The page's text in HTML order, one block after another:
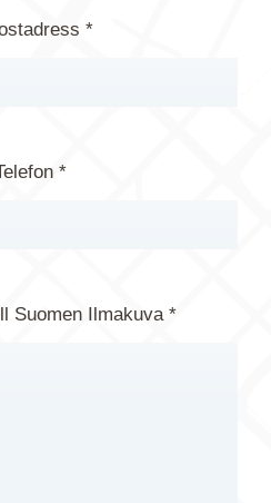
*
*
Suomen Ilmakuva *